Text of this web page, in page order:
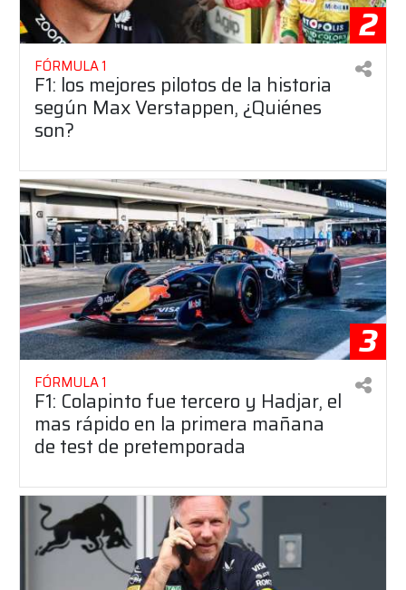
2
FÓRMULA 1
F1: los mejores pilotos de la historia
según Max Verstappen, ¿Quiénes
son?
3
FÓRMULA 1
F1: Colapinto fue tercero y Hadjar, el
mas rápido en la primera mañana
de test de pretemporada